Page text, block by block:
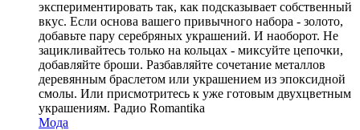
экспериментировать так, как подсказывает собственный
вкус. Если основа вашего привычного набора - золото,
добавьте пару серебряных украшений. И наоборот. Не
зацикливайтесь только на кольцах - миксуйте цепочки,
добавляйте броши. Разбавляйте сочетание металлов
деревянным браслетом или украшением из эпоксидной
смолы. Или присмотритесь к уже готовым двухцветным
украшениям. Радио Romantika
Мода